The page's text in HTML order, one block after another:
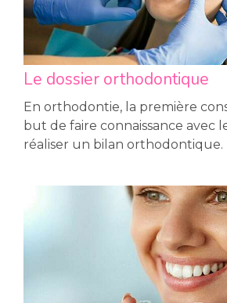
Le dossier orthodontique
En orthodontie, la première
but de faire connaissance avec
réaliser un bilan orthodontique.